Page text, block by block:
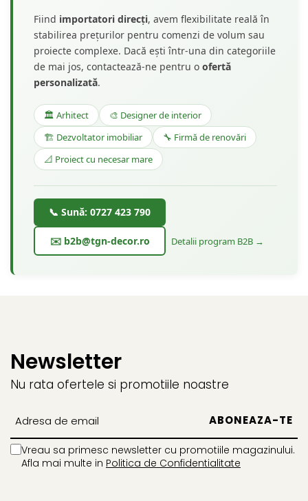
Fiind importatori direcți, avem flexibilitate reală în
stabilirea prețurilor pentru comenzi de volum sau
proiecte complexe. Dacă ești într-una din categoriile
de mai jos, contactează-ne pentru o ofertă
personalizată.
🏛️ Arhitect
🎨 Designer de interior
🏗️ Dezvoltator imobiliar
🔧 Firmă de renovări
📐 Proiect cu necesar mare
📞 Sună: 0727 423 790
✉️ b2b@tgn-decor.ro Detalii program B2B →
Newsletter
Nu rata ofertele si promotiile noastre
Vreau sa primesc newsletter cu promotiile magazinului.
Afla mai multe in Politica de Confidentialitate